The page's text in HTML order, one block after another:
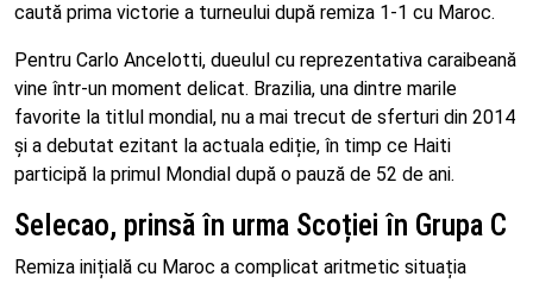
caută prima victorie a turneului după remiza 1-1 cu Maroc.
Pentru Carlo Ancelotti, dueulul cu reprezentativa caraibeană
vine într-un moment delicat. Brazilia, una dintre marile
favorite la titlul mondial, nu a mai trecut de sferturi din 2014
și a debutat ezitant la actuala ediție, în timp ce Haiti
participă la primul Mondial după o pauză de 52 de ani.
Selecao, prinsă în urma Scoției în Grupa C
Remiza inițială cu Maroc a complicat aritmetic situația